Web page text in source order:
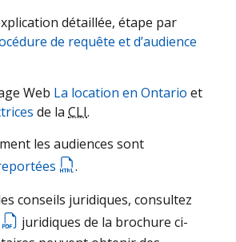
détaillée, étape par
de requête et d’audience
Web La location en Ontario et
de la CLI.
les audiences sont
.
conseils juridiques, consultez
juridiques de la brochure ci-